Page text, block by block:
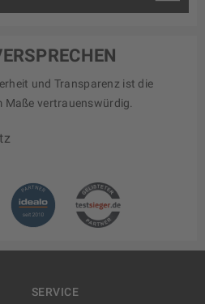
und Transparenz ist die
Maße vertrauenswürdig.
SERVICE